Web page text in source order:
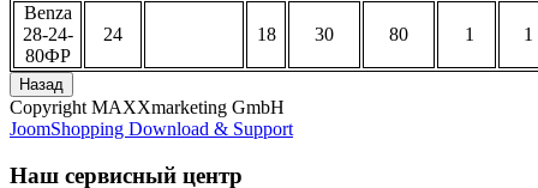
Benza
28-24-
80ФР
24 18 30 80 1 1
Copyright MAXXmarketing GmbH
JoomShopping Download & Support
Наш сервисный центр